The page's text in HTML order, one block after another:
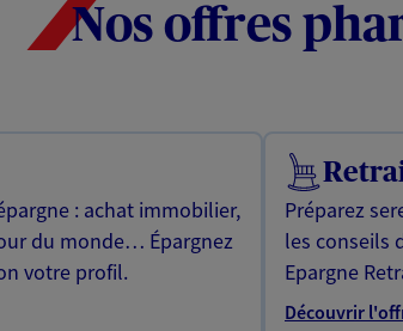
Nos offres
: achat immobilier,
du monde… Épargnez
votre profil.
Préparez
les conseils
Epargne
Découvrir